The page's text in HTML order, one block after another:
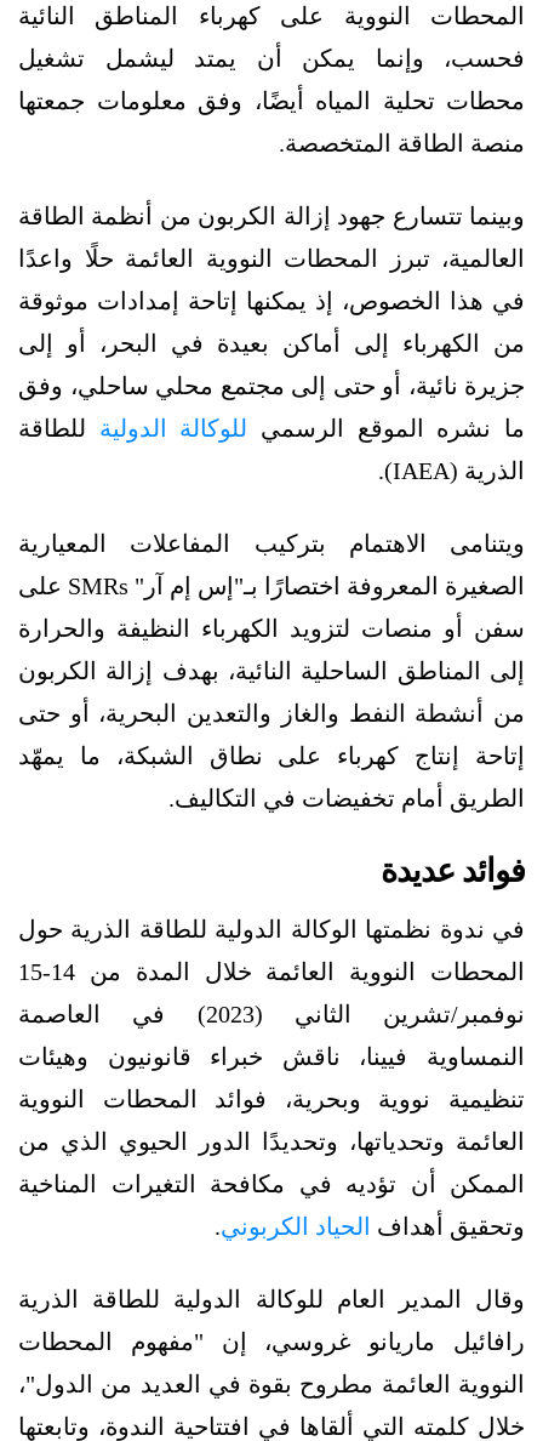
المحطات النووية على كهرباء المناطق النائية
فحسب، وإنما يمكن أن يمتد ليشمل تشغيل
محطات تحلية المياه أيضًا، وفق معلومات جمعتها
منصة الطاقة المتخصصة.
وبينما تتسارع جهود إزالة الكربون من أنظمة الطاقة
العالمية، تبرز المحطات النووية العائمة حلًا واعدًا
في هذا الخصوص، إذ يمكنها إتاحة إمدادات موثوقة
من الكهرباء إلى أماكن بعيدة في البحر، أو إلى
جزيرة نائية، أو حتى إلى مجتمع محلي ساحلي، وفق
ما نشره الموقع الرسمي للوكالة الدولية للطاقة
الذرية (IAEA).
ويتنامى الاهتمام بتركيب المفاعلات المعيارية
الصغيرة المعروفة اختصارًا بـ"إس إم آر" SMRs على
سفن أو منصات لتزويد الكهرباء النظيفة والحرارة
إلى المناطق الساحلية النائية، بهدف إزالة الكربون
من أنشطة النفط والغاز والتعدين البحرية، أو حتى
إتاحة إنتاج كهرباء على نطاق الشبكة، ما يمهّد
الطريق أمام تخفيضات في التكاليف.
فوائد عديدة
في ندوة نظمتها الوكالة الدولية للطاقة الذرية حول
المحطات النووية العائمة خلال المدة من 14-15
نوفمبر/تشرين الثاني (2023) في العاصمة
النمساوية فيينا، ناقش خبراء قانونيون وهيئات
تنظيمية نووية وبحرية، فوائد المحطات النووية
العائمة وتحدياتها، وتحديدًا الدور الحيوي الذي من
الممكن أن تؤديه في مكافحة التغيرات المناخية
وتحقيق أهداف الحياد الكربوني.
وقال المدير العام للوكالة الدولية للطاقة الذرية
رافائيل ماريانو غروسي، إن "مفهوم المحطات
النووية العائمة مطروح بقوة في العديد من الدول"،
خلال كلمته التي ألقاها في افتتاحية الندوة، وتابعتها